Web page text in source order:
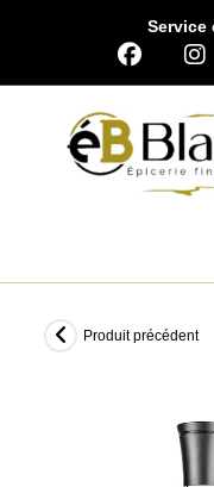
Service
Produit précédent